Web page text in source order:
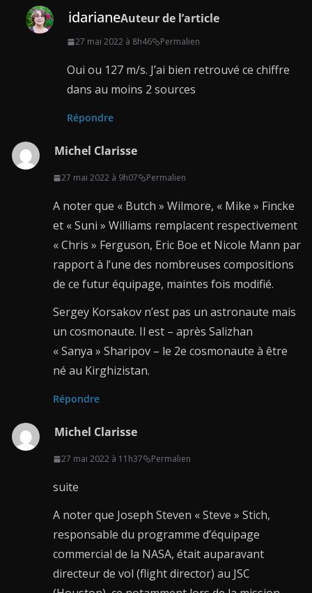
idarianeAuteur de l’article
27 mai 2022 à 8h46 Permalien
Oui ou 127 m/s. J’ai bien retrouvé ce chiffre
dans au moins 2 sources
Répondre
Michel Clarisse
27 mai 2022 à 9h07 Permalien
A noter que « Butch » Wilmore, « Mike » Fincke
et « Suni » Williams remplacent respectivement
« Chris » Ferguson, Eric Boe et Nicole Mann par
rapport à l’une des nombreuses compositions
de ce futur équipage, maintes fois modifié.
Sergey Korsakov n’est pas un astronaute mais
un cosmonaute. Il est – après Salizhan
« Sanya » Sharipov – le 2e cosmonaute à être
né au Kirghizistan.
Répondre
Michel Clarisse
27 mai 2022 à 11h37 Permalien
suite
A noter que Joseph Steven « Steve » Stich,
responsable du programme d’équipage
commercial de la NASA, était auparavant
directeur de vol (flight director) au JSC